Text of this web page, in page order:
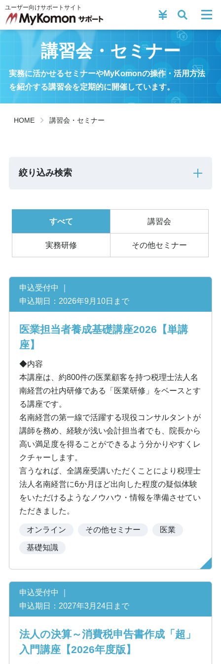
ユーザー向けサポートサイト
講習会・セミナー
実務に活かせるセミナーやMyKomonの操作・活用方法
を紹介する講習会を定期的に開催しています。
HOME 講習会・セミナー
絞り込み検索
すべて 講習会
実務研修 その他セミナー
申込受付中 ｜
申込期日：2026年9月10日まで
医業担当者養成基礎講座2026【単講
座】
◆内容
本講座は、約800件の医業顧客を持つ税理士法人名
南経営の社内研修である「医業研修」をベースとす
る講座です。
名南経営の第一線で活躍する現役コンサルタントが
講師を務め、経験が浅い会計担当者でも、院長から
高い満足度を得ることができるよう分かりやすくレ
クチャーします。
言うなれば、全講座受講いただくことにより税理士
法人名南経営に6か月ほど出向した程度の疑似体験
をいただけるようなノウハウ・情報を準備させてい
ただきました。
オンライン その他セミナー 医業
基礎知識
申込受付中 ｜
申込期日：2027年3月24日まで
法人の決算～消費税申告書作成「超」
入門講座【2026年度版】